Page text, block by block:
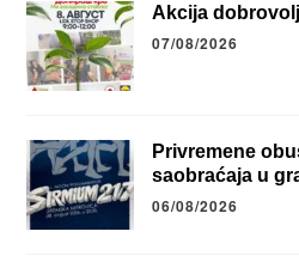
Akcija
07/08/2026
Privremene
saobraćaja u
06/08/2026